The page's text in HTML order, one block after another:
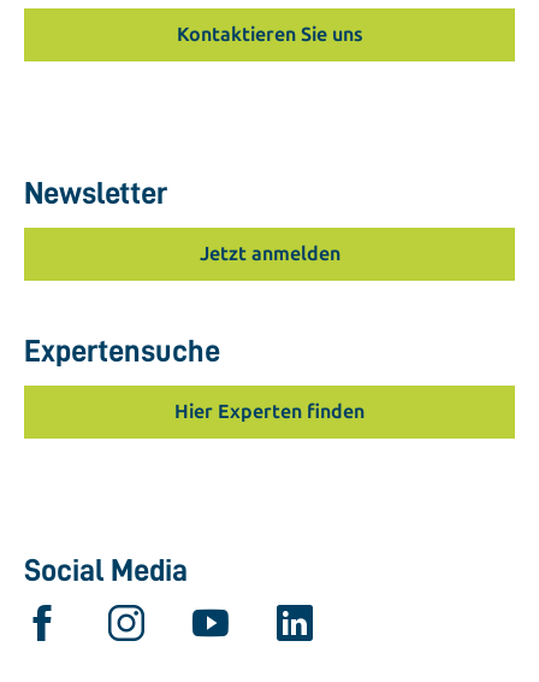
Kontaktieren Sie uns
Newsletter
Jetzt anmelden
Expertensuche
Hier Experten finden
Social Media